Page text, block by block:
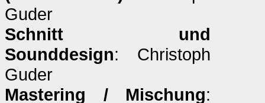
Guder
Schnitt und
Sounddesign: Christoph
Guder
Mastering / Mischung: